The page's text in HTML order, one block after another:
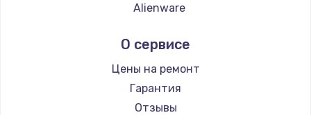
Alienware
Thunderobot
Hisense
АОС
Ardor
О сервисе
Цены на ремонт
Гарантия
Отзывы